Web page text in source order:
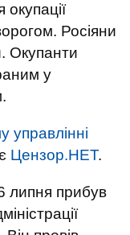
Росіяни
Окупанти
у
управлінні
Цензор.НЕТ.
липня прибув